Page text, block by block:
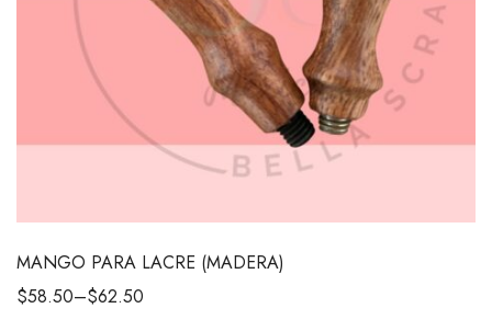
MANGO PARA LACRE (MADERA)
$58.50–$62.50